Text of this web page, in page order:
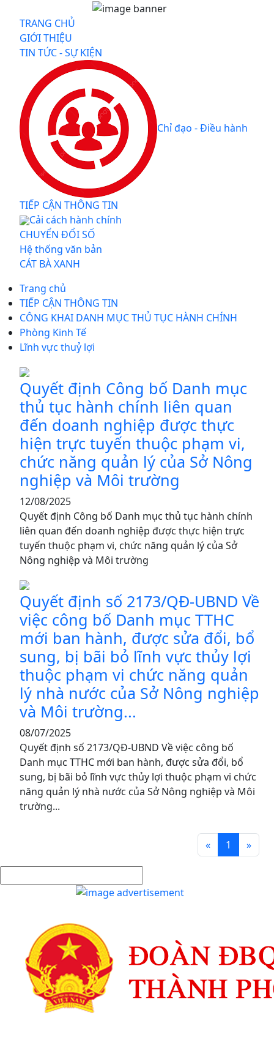
TRANG CHỦ
GIỚI THIỆU
TIN TỨC - SỰ KIỆN
Chỉ đạo - Điều hành
TIẾP CẬN THÔNG TIN
Cải cách hành chính
CHUYỂN ĐỔI SỐ
Hệ thống văn bản
CÁT BÀ XANH
Trang chủ
TIẾP CẬN THÔNG TIN
CÔNG KHAI DANH MỤC THỦ TỤC HÀNH CHÍNH
Phòng Kinh Tế
Lĩnh vực thuỷ lợi
Quyết định Công bố Danh mục
thủ tục hành chính liên quan
đến doanh nghiệp được thực
hiện trực tuyến thuộc phạm vi,
chức năng quản lý của Sở Nông
nghiệp và Môi trường
12/08/2025
Quyết định Công bố Danh mục thủ tục hành chính
liên quan đến doanh nghiệp được thực hiện trực
tuyến thuộc phạm vi, chức năng quản lý của Sở
Nông nghiệp và Môi trường
Quyết định số 2173/QĐ-UBND Về
việc công bố Danh mục TTHC
mới ban hành, được sửa đổi, bổ
sung, bị bãi bỏ lĩnh vực thủy lợi
thuộc phạm vi chức năng quản
lý nhà nước của Sở Nông nghiệp
và Môi trường...
08/07/2025
Quyết định số 2173/QĐ-UBND Về việc công bố
Danh mục TTHC mới ban hành, được sửa đổi, bổ
sung, bị bãi bỏ lĩnh vực thủy lợi thuộc phạm vi chức
năng quản lý nhà nước của Sở Nông nghiệp và Môi
trường...
« 1 »